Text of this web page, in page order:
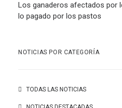
Los ganaderos afectados por
lo pagado por los pastos
NOTICIAS POR CATEGORÍA
TODAS LAS NOTICIAS